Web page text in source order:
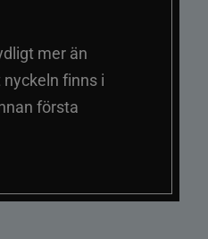
mer än
nyckeln finns i
första